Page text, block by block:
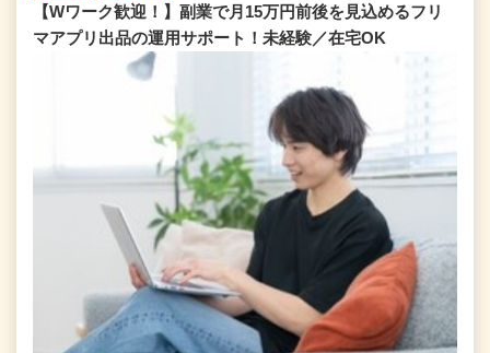
【Wワーク歓迎！】副業で月15万円前後を見込めるフリ
マアプリ出品の運用サポート！未経験／在宅OK